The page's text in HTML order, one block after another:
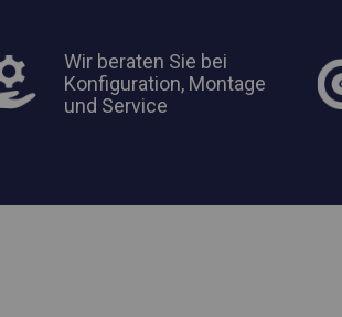
Wir beraten Sie bei
Konfiguration, Montage
und Service